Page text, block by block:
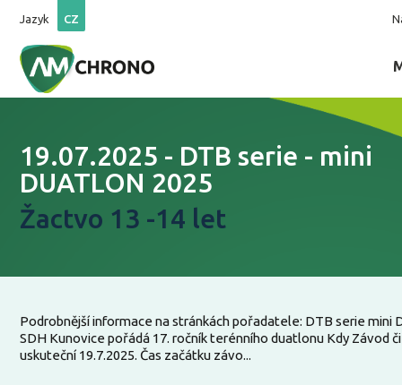
Jazyk CZ
19.07.2025 - DTB serie - mini
DUATLON 2025
Žactvo 13 -14 let
Podrobnější informace na stránkách pořadatele: DTB serie mini
SDH Kunovice pořádá 17. ročník terénního duatlonu Kdy Závod
uskuteční 19.7.2025. Čas začátku závo...